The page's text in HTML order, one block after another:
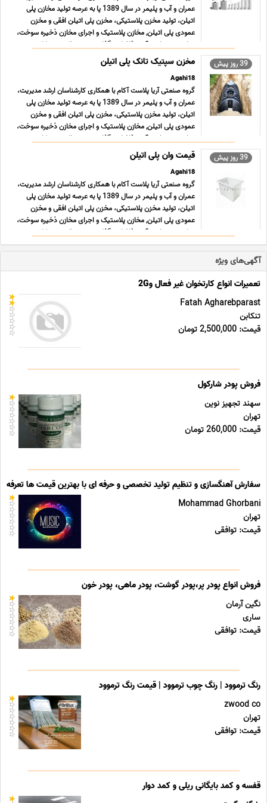
عمران و آب و پلیمر در سال 1389 پا به عرصه تولید مخازن پلی
اتیلن، تولید مخزن پلاستیکی، مخزن پلی اتیلن افقی و مخزن
عمودی پلی اتیلن, مخازن پلاستیک و اجرای مخازن ذخیره سوخت،
مواد شمیمیایی، آب و فاضلاب گذاشت و هم اکنون در کار ... ...
39 روز پیش مخزن سپتیک تانک پلی اتیلن
Agahi18
گروه صنعتی آریا پلاست آکام با همکاری کارشناسان ارشد مدیریت،
عمران و آب و پلیمر در سال 1389 پا به عرصه تولید مخازن پلی
اتیلن، تولید مخزن پلاستیکی، مخزن پلی اتیلن افقی و مخزن
عمودی پلی اتیلن, مخازن پلاستیک و اجرای مخازن ذخیره سوخت،
مواد شمیمیایی، آب و فاضلاب گذاشت و هم اکنون در کار ... ...
39 روز پیش قیمت وان پلی اتیلن
Agahi18
گروه صنعتی آریا پلاست آکام با همکاری کارشناسان ارشد مدیریت،
عمران و آب و پلیمر در سال 1389 پا به عرصه تولید مخازن پلی
اتیلن، تولید مخزن پلاستیکی، مخزن پلی اتیلن افقی و مخزن
عمودی پلی اتیلن, مخازن پلاستیک و اجرای مخازن ذخیره سوخت،
مواد شمیمیایی، آب و فاضلاب گذاشت و هم اکنون در کار ... ...
آگهی‌های ویژه
تعمیرات انواع کارتخوان غیر فعال و2G
Fatah Agharebparast
تنکابن
قیمت: 2,500,000 تومان
فروش پودر شارکول
سهند تجهیز نوین
تهران
قیمت: 260,000 تومان
سفارش آهنگسازی و تنظیم تولید تخصصی و حرفه ای با بهترین قیمت ها تعرفه
Mohammad Ghorbani
تهران
قیمت: توافقی
فروش انواع پودر پر،پودر گوشت، پودر ماهی، پودر خون
نگین آرمان
ساری
قیمت: توافقی
رنگ ترموود | رنگ چوب ترموود | قیمت رنگ ترموود
zwood co
تهران
قیمت: توافقی
قفسه و کمد بایگانی ریلی و کمد دوار